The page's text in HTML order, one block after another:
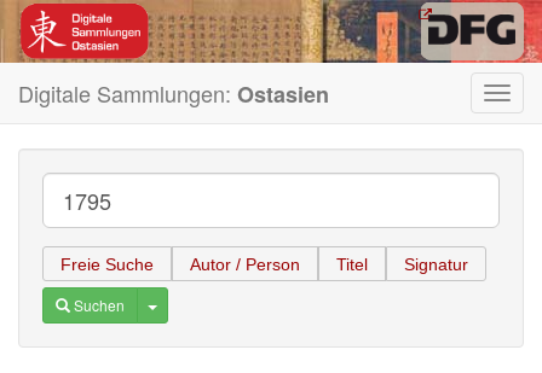
Digitale Sammlungen: Ostasien
Freie Suche Autor / Person Titel Signatur
Suchen Toggle Dropdown